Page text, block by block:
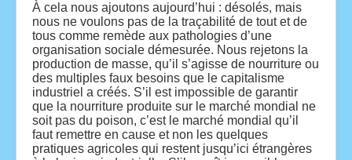
À cela nous ajoutons aujourd’hui : désolés, mais
nous ne voulons pas de la traçabilité de tout et de
tous comme remède aux pathologies d’une
organisation sociale démesurée. Nous rejetons la
production de masse, qu’il s’agisse de nourriture ou
des multiples faux besoins que le capitalisme
industriel a créés. S’il est impossible de garantir
que la nourriture produite sur le marché mondial ne
soit pas du poison, c’est le marché mondial qu’il
faut remettre en cause et non les quelques
pratiques agricoles qui restent jusqu’ici étrangères